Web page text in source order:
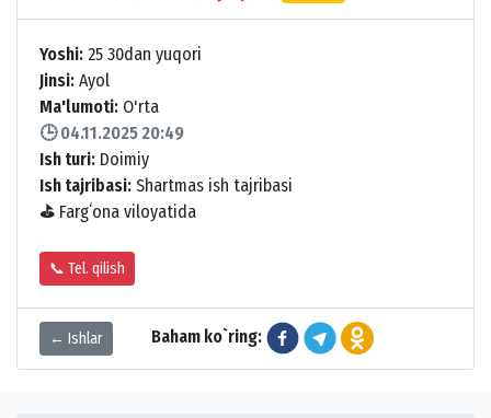
Yoshi: 25 30dan yuqori
Jinsi: Ayol
Ma'lumoti: O'rta
🕒 04.11.2025 20:49
Ish turi: Doimiy
Ish tajribasi: Shartmas ish tajribasi
⛳ Fargʻona viloyatida
📞 Tel. qilish
← Ishlar Baham ko`ring: